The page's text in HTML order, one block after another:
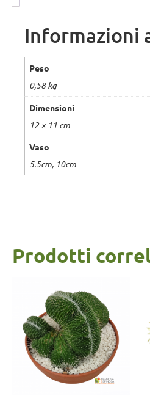
Informazioni
Peso
0,58 kg
Dimensioni
12 × 11 cm
Vaso
5.5cm, 10cm
Prodotti